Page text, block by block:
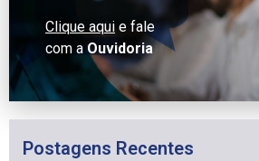
Clique aqui e fale
com a Ouvidoria
Postagens Recentes